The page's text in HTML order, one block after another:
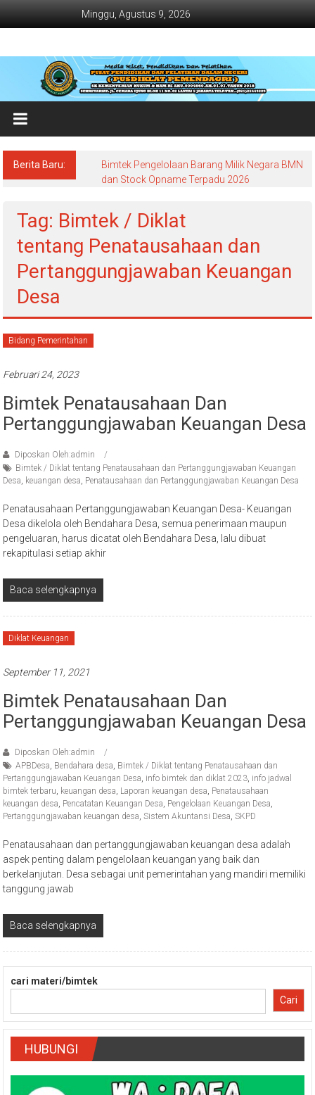
Minggu, Agustus 9, 2026
Jadwal
Bimtek
dan
Diklat
Terbaru
Dan
Berita Baru:
Bimtek Pengelolaan Barang Milik Negara BMN
dan Stock Opname Terpadu 2026
Tag: Bimtek / Diklat
tentang Penatausahaan dan
Pertanggungjawaban Keuangan
Desa
Bidang Pemerintahan
Februari 24, 2023
Bimtek Penatausahaan Dan
Pertanggungjawaban Keuangan Desa
Diposkan Oleh:admin
Bimtek / Diklat tentang Penatausahaan dan Pertanggungjawaban Keuangan
Desa, keuangan desa, Penatausahaan dan Pertanggungjawaban Keuangan Desa
Penatausahaan Pertanggungjawaban Keuangan Desa- Keuangan
Desa dikelola oleh Bendahara Desa, semua penerimaan maupun
pengeluaran, harus dicatat oleh Bendahara Desa, lalu dibuat
rekapitulasi setiap akhir
Baca selengkapnya
Diklat Keuangan
September 11, 2021
Bimtek Penatausahaan Dan
Pertanggungjawaban Keuangan Desa
Diposkan Oleh:admin
APBDesa, Bendahara desa, Bimtek / Diklat tentang Penatausahaan dan
Pertanggungjawaban Keuangan Desa, info bimtek dan diklat 2023, info jadwal
bimtek terbaru, keuangan desa, Laporan keuangan desa, Penatausahaan
keuangan desa, Pencatatan Keuangan Desa, Pengelolaan Keuangan Desa,
Pertanggungjawaban keuangan desa,Sistem Akuntansi Desa,SKPD
Penatausahaan dan pertanggungjawaban keuangan desa adalah
aspek penting dalam pengelolaan keuangan yang baik dan
berkelanjutan. Desa sebagai unit pemerintahan yang mandiri memiliki
tanggung jawab
Baca selengkapnya
cari materi/bimtek
Cari
HUBUNGI